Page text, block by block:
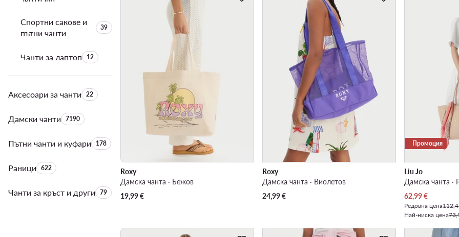
Спортни сакове и
пътни чанти
Брой на продуктите:
39
Чанти за лаптопБрой на продуктите:
12
Аксесоари за чантиБрой на продуктите:
22
Дамски чантиБрой на продуктите:
7190
Пътни чанти и куфариБрой на продуктите:
178
РанициБрой на продуктите:
622
Чанти за кръст и другиБрой на продуктите:
79
Roxy
Дамска чанта · Бежов
19,99€
Roxy
Дамска чанта · Виолетов
24,99€
Промоция
Liu Jo
Дамска чанта ·
Актуална цена
62,99€
Редовна цена
Най-ниска цена